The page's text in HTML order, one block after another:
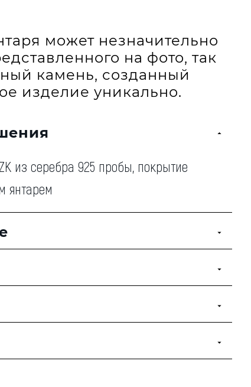
может незначительно
на фото, так
камень, созданный
изделие уникально.
из серебра 925 пробы, покрытие
янтарем